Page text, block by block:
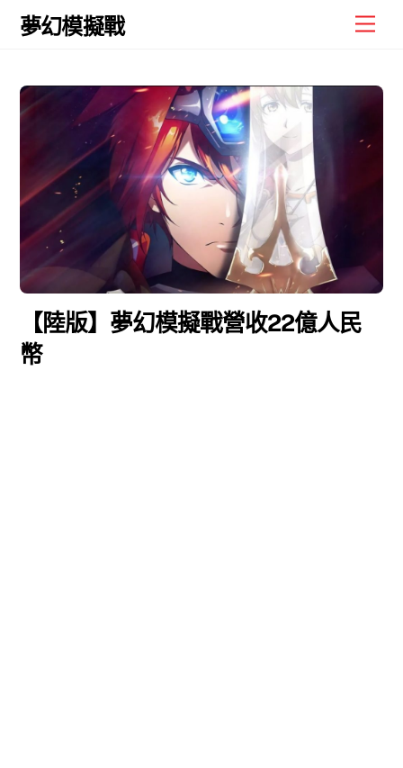
Skip
夢幻模擬戰
【陸版】夢幻模擬戰營收22億人民
幣